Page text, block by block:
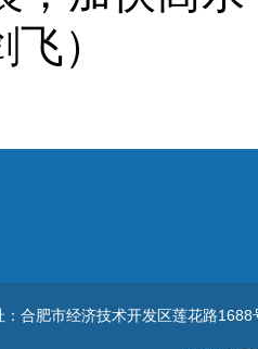
）
：合肥市经济技术开发区莲花路